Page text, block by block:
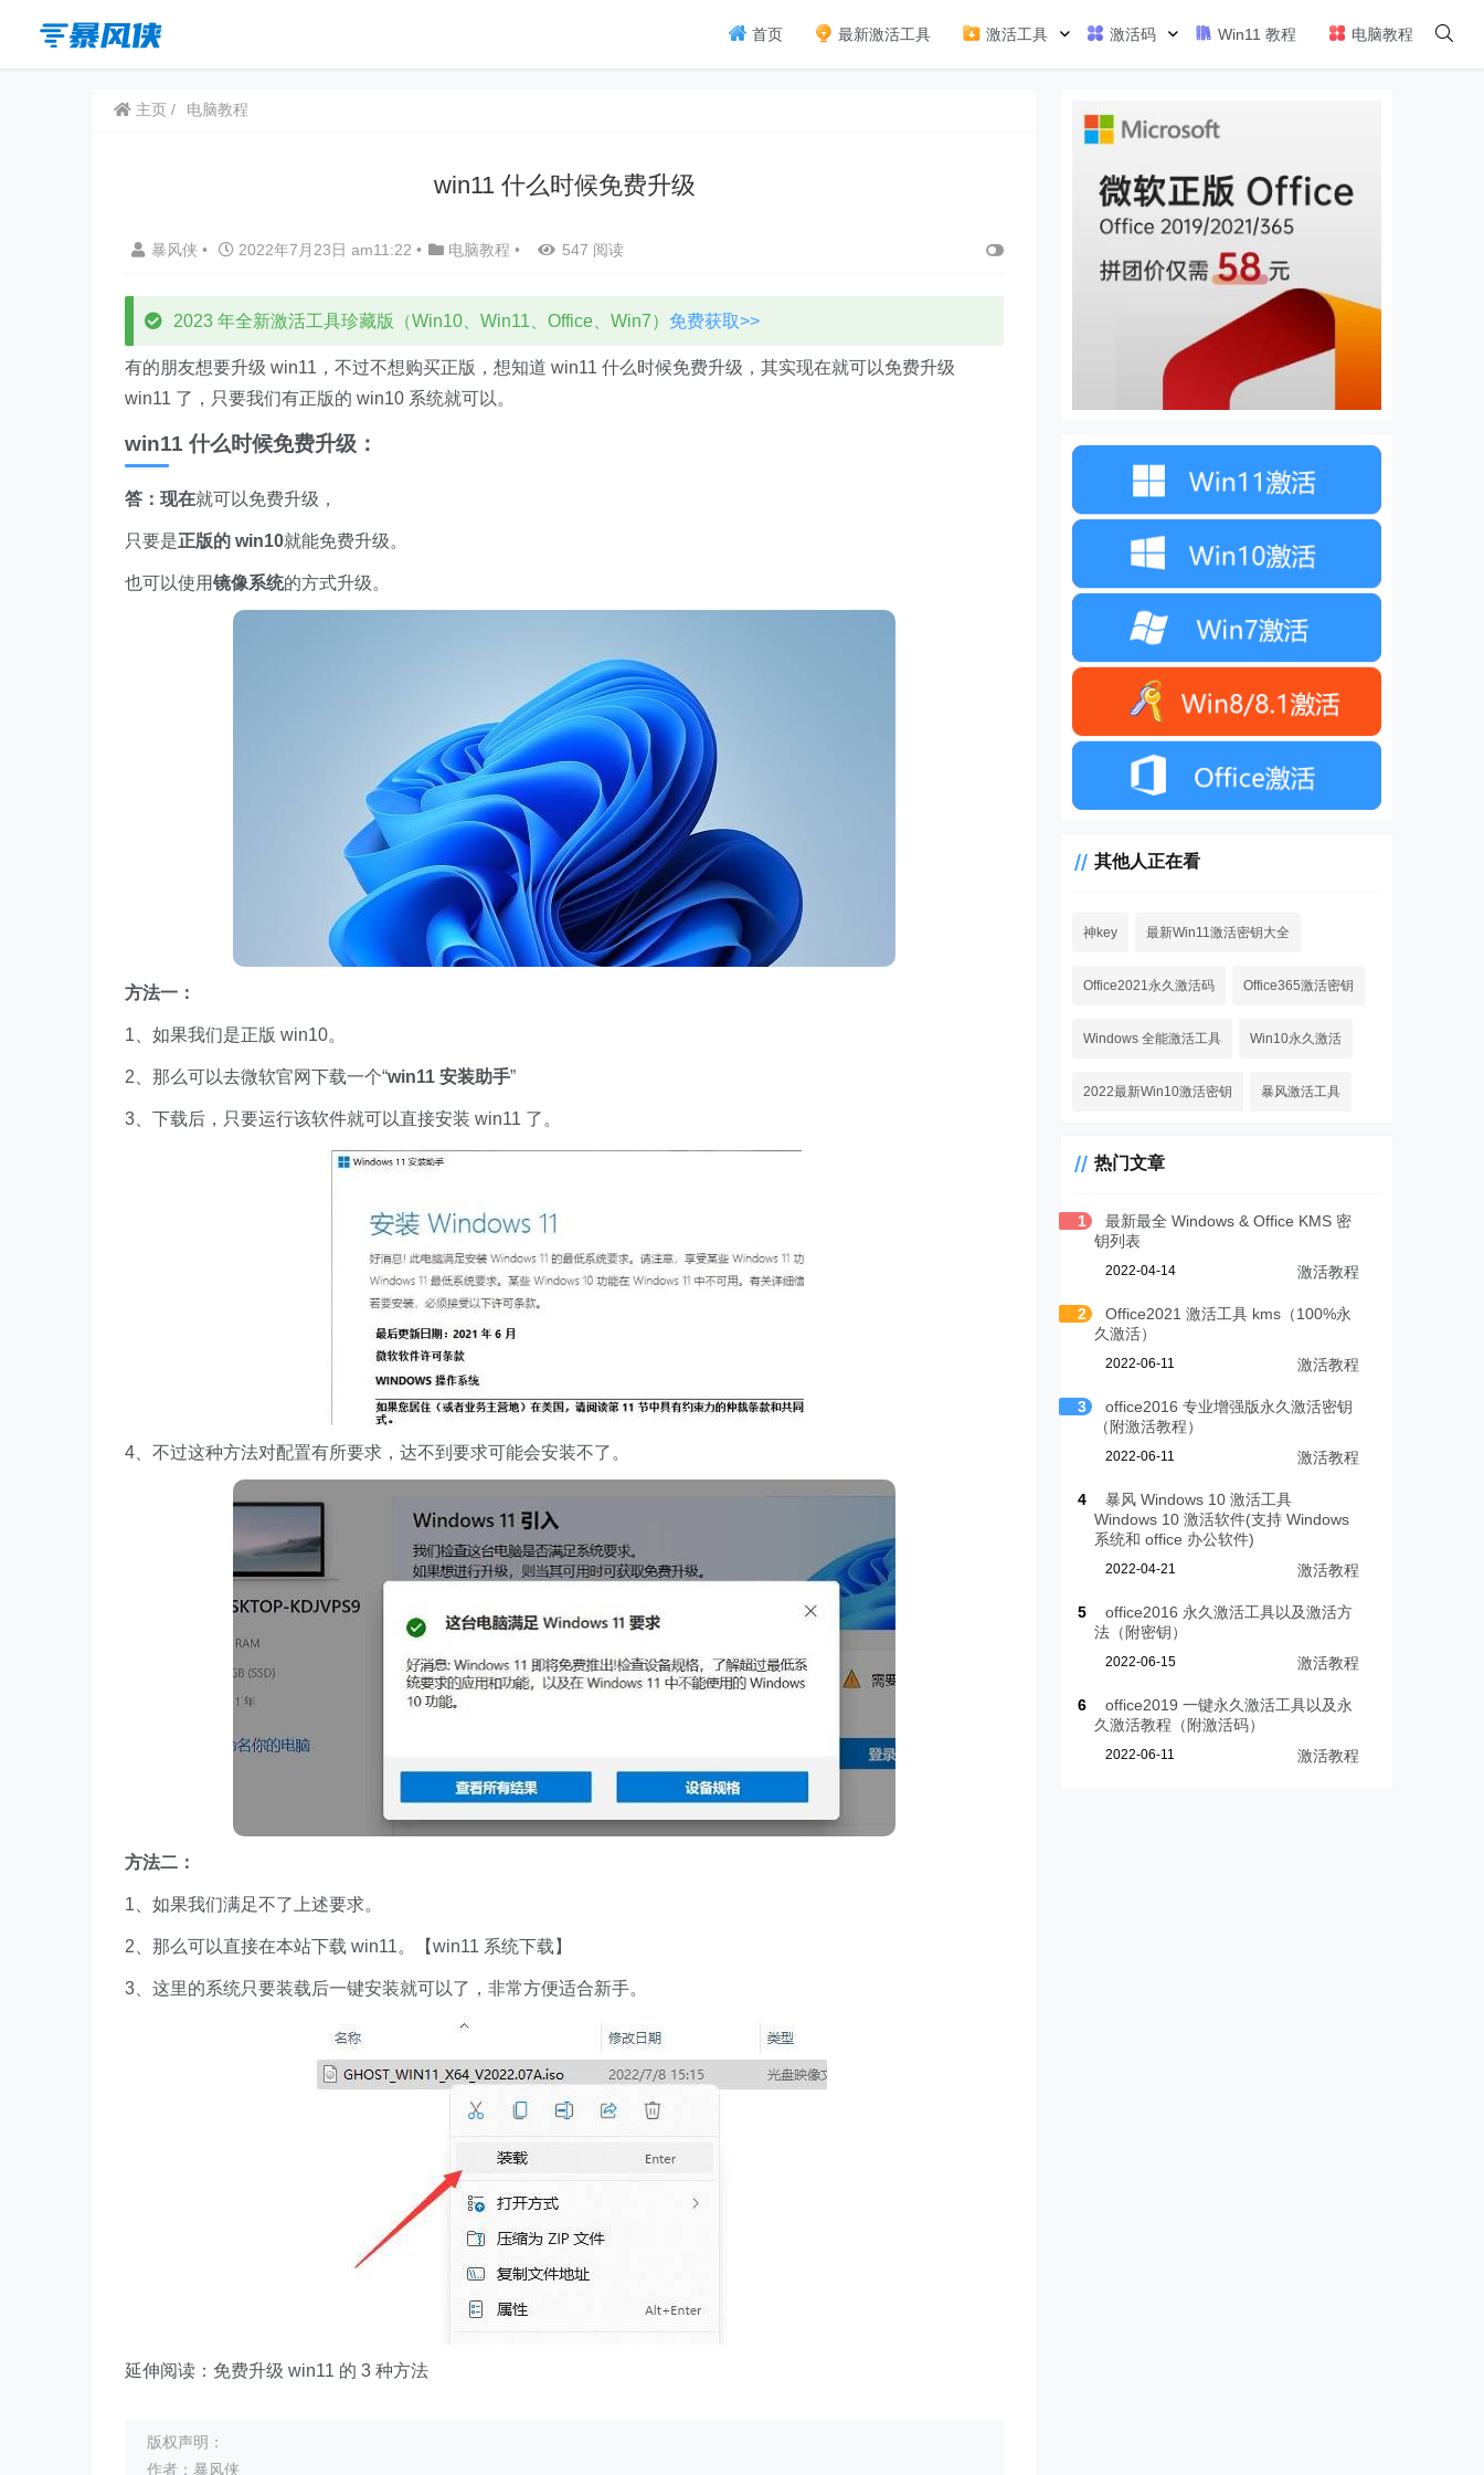
首页 最新激活工具 激活工具 激活码 Win11 教程 电脑教程
主页 电脑教程
win11 什么时候免费升级
暴风侠 • 2022年7月23日 am11:22 • 电脑教程 • 547 阅读
2023 年全新激活工具珍藏版（Win10、Win11、Office、Win7） 免费获取>>
有的朋友想要升级 win11，不过不想购买正版，想知道 win11 什么时候免费升级，其实现在就可以免费升级
win11 了，只要我们有正版的 win10 系统就可以。
win11 什么时候免费升级：
答： 现在就可以免费升级，
只要是正版的 win10就能免费升级。
也可以使用镜像系统的方式升级。
方法一：
1、如果我们是正版 win10。
2、那么可以去微软官网下载一个“win11 安装助手”
3、下载后，只要运行该软件就可以直接安装 win11 了。
4、不过这种方法对配置有所要求，达不到要求可能会安装不了。
方法二：
1、如果我们满足不了上述要求。
2、那么可以直接在本站下载 win11。【win11 系统下载】
3、这里的系统只要装载后一键安装就可以了，非常方便适合新手。
延伸阅读：免费升级 win11 的 3 种方法
版权声明：
作者：暴风侠
其他人正在看
神key 最新Win11激活密钥大全
Office2021永久激活码 Office365激活密钥
Windows 全能激活工具 Win10永久激活
2022最新Win10激活密钥 暴风激活工具
热门文章
1
最新最全 Windows & Office KMS 密
钥列表
2022-04-14 激活教程
2
Office2021 激活工具 kms（100%永
久激活）
2022-06-11 激活教程
3
office2016 专业增强版永久激活密钥
（附激活教程）
2022-06-11 激活教程
4
暴风 Windows 10 激活工具
Windows 10 激活软件(支持 Windows
系统和 office 办公软件)
2022-04-21 激活教程
5
office2016 永久激活工具以及激活方
法（附密钥）
2022-06-15 激活教程
6
office2019 一键永久激活工具以及永
久激活教程（附激活码）
2022-06-11 激活教程